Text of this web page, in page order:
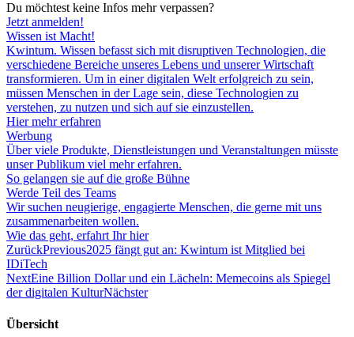
Du möchtest keine Infos mehr verpassen?
Jetzt anmelden!
Wissen ist Macht!
Kwintum. Wissen befasst sich mit disruptiven Technologien, die
verschiedene Bereiche unseres Lebens und unserer Wirtschaft
transformieren. Um in einer digitalen Welt erfolgreich zu sein,
müssen Menschen in der Lage sein, diese Technologien zu
verstehen, zu nutzen und sich auf sie einzustellen.
Hier mehr erfahren
Werbung
Über viele Produkte, Dienstleistungen und Veranstaltungen müsste
unser Publikum viel mehr erfahren.
So gelangen sie auf die große Bühne
Werde Teil des Teams
Wir suchen neugierige, engagierte Menschen, die gerne mit uns
zusammenarbeiten wollen.
Wie das geht, erfahrt Ihr hier
ZurückPrevious2025 fängt gut an: Kwintum ist Mitglied bei
IDiTech
NextEine Billion Dollar und ein Lächeln: Memecoins als Spiegel
der digitalen KulturNächster
Übersicht